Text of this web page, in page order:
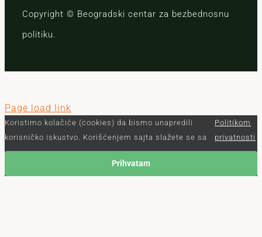
Copyright © Beogradski centar za bezbednosnu
politiku.
Page load link
Koristimo kolačiće (cookies) da bismo unapredili
korisničko iskustvo. Korišćenjem sajta slažete se sa
Politikom
privatnosti
Prihvatam